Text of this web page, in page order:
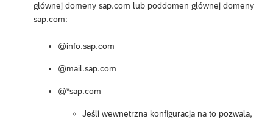
głównej domeny sap.com lub poddomen głównej domeny
sap.com:
@info.sap.com
@mail.sap.com
@*sap.com
Jeśli wewnętrzna konfiguracja na to pozwala,